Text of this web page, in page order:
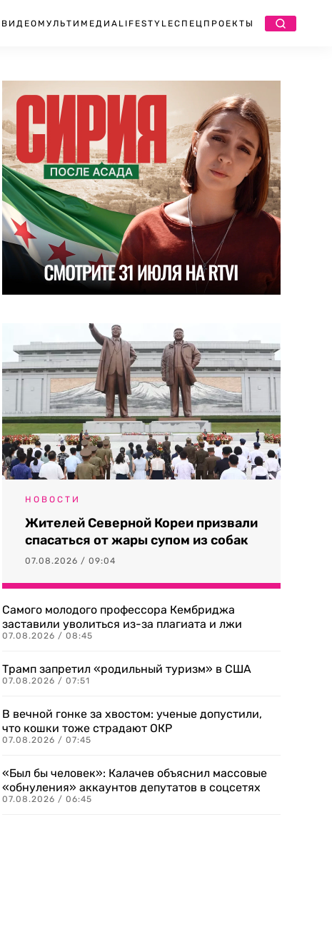
ВИДЕО МУЛЬТИМЕДИА LIFESTYLEСПЕЦПРОЕКТЫ
НОВОСТИ
Жителей Северной Кореи призвали
спасаться от жары супом из собак
07.08.2026 / 09:04
Самого молодого профессора Кембриджа
заставили уволиться из-за плагиата и лжи
07.08.2026 / 08:45
Трамп запретил «родильный туризм» в США
07.08.2026 / 07:51
В вечной гонке за хвостом: ученые допустили,
что кошки тоже страдают ОКР
07.08.2026 / 07:45
«Был бы человек»: Калачев объяснил массовые
«обнуления» аккаунтов депутатов в соцсетях
07.08.2026 / 06:45